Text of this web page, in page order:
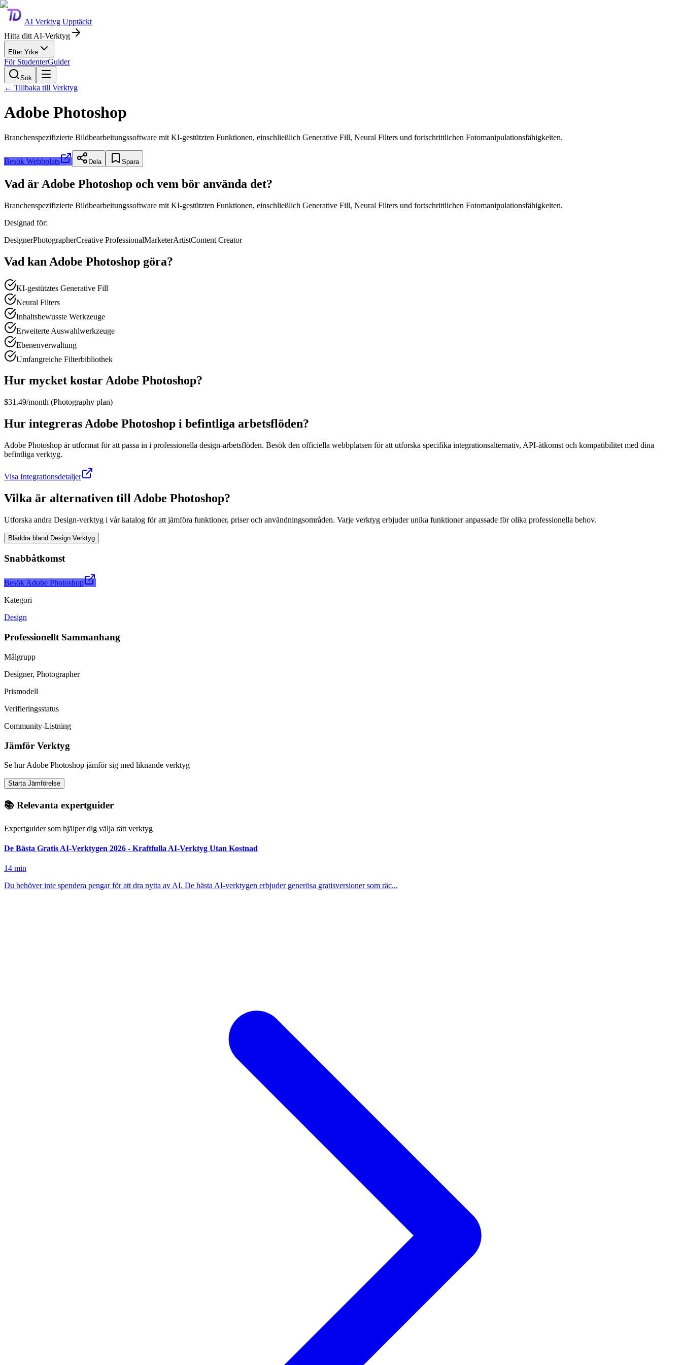
AI Verktyg Upptäckt
Hitta ditt AI-Verktyg
Efter Yrke
För StudenterGuider
Sök
← Tillbaka till Verktyg
Adobe Photoshop
Branchenspezifizierte Bildbearbeitungssoftware mit KI-gestützten Funktionen, einschließlich Generative Fill, Neural Filters und fortschrittlichen Fotomanipulationsfähigkeiten.
Besök Webbplats Dela Spara
Vad är Adobe Photoshop och vem bör använda det?
Branchenspezifizierte Bildbearbeitungssoftware mit KI-gestützten Funktionen, einschließlich Generative Fill, Neural Filters und fortschrittlichen Fotomanipulationsfähigkeiten.
Designad för:
DesignerPhotographerCreative ProfessionalMarketerArtistContent Creator
Vad kan Adobe Photoshop göra?
KI-gestütztes Generative Fill
Neural Filters
Inhaltsbewusste Werkzeuge
Erweiterte Auswahlwerkzeuge
Ebenenverwaltung
Umfangreiche Filterbibliothek
Hur mycket kostar Adobe Photoshop?
$31.49/month (Photography plan)
Hur integreras Adobe Photoshop i befintliga arbetsflöden?
Adobe Photoshop är utformat för att passa in i professionella design-arbetsflöden. Besök den officiella webbplatsen för att utforska specifika integrationsalternativ, API-åtkomst och kompatibilitet med dina
befintliga verktyg.
Visa Integrationsdetaljer
Vilka är alternativen till Adobe Photoshop?
Utforska andra Design-verktyg i vår katalog för att jämföra funktioner, priser och användningsområden. Varje verktyg erbjuder unika funktioner anpassade för olika professionella behov.
Bläddra bland Design Verktyg
Snabbåtkomst
Besök Adobe Photoshop
Kategori
Design
Professionellt Sammanhang
Målgrupp
Designer, Photographer
Prismodell
Verifieringsstatus
Community-Listning
Jämför Verktyg
Se hur Adobe Photoshop jämför sig med liknande verktyg
Starta Jämförelse
📚 Relevanta expertguider
Expertguider som hjälper dig välja rätt verktyg
De Bästa Gratis AI-Verktygen 2026 - Kraftfulla AI-Verktyg Utan Kostnad
14 min
Du behöver inte spendera pengar för att dra nytta av AI. De bästa AI-verktygen erbjuder generösa gratisversioner som räc...